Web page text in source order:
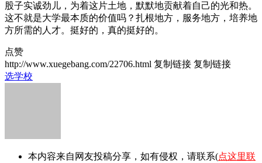
股子实诚劲儿，为着这片土地，默默地贡献着自己的光和热。
这不就是大学最本质的价值吗？扎根地方，服务地方，培养地
方所需的人才。挺好的，真的挺好的。
点赞
http://www.xuegebang.com/22706.html 复制链接 复制链接
选学校
本内容来自网友投稿分享，如有侵权，请联系(点这里联